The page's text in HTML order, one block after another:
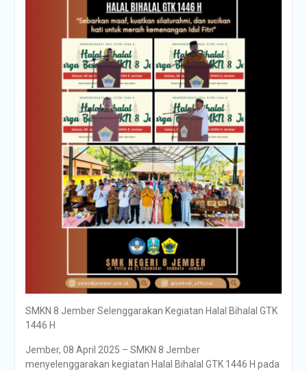
SMKN 8 Jember Selenggarakan Kegiatan Halal Bihalal GTK
1446 H
Jember, 08 April 2025 – SMKN 8 Jember
menyelenggarakan kegiatan Halal Bihalal GTK 1446 H pada